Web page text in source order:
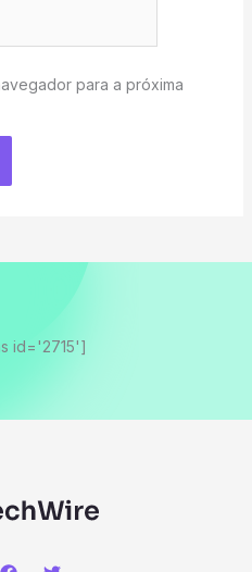
para a próxima
id='2715']